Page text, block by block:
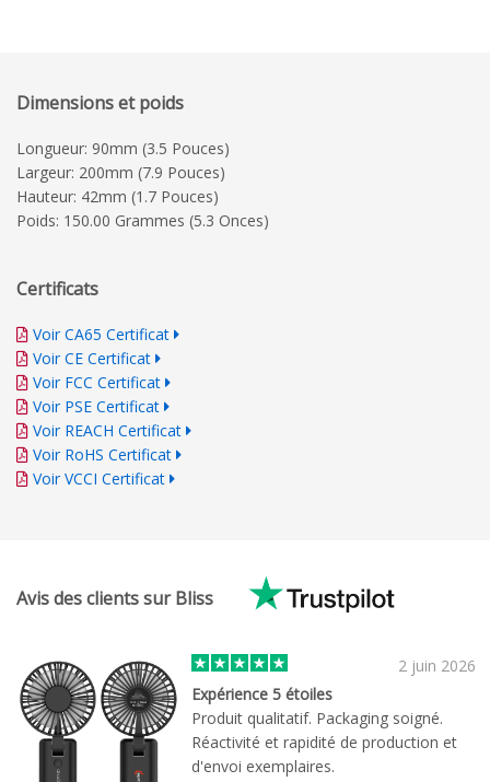
Dimensions et poids
Longueur: 90mm (3.5 Pouces)
Largeur: 200mm (7.9 Pouces)
Hauteur: 42mm (1.7 Pouces)
Poids: 150.00 Grammes (5.3 Onces)
Certificats
Voir CA65 Certificat
Voir CE Certificat
Voir FCC Certificat
Voir PSE Certificat
Voir REACH Certificat
Voir RoHS Certificat
Voir VCCI Certificat
Avis des clients sur Bliss
2 juin 2026
Expérience 5 étoiles
Produit qualitatif. Packaging soigné.
Réactivité et rapidité de production et
d'envoi exemplaires.